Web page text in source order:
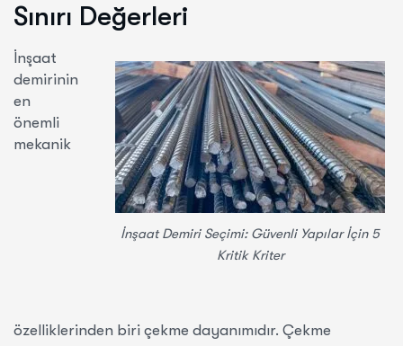
Sınırı Değerleri
İnşaat Demiri Seçimi: Güvenli Yapılar İçin 5
Kritik Kriter
İnşaat
demirinin
en
önemli
mekanik
özelliklerinden biri çekme dayanımıdır. Çekme